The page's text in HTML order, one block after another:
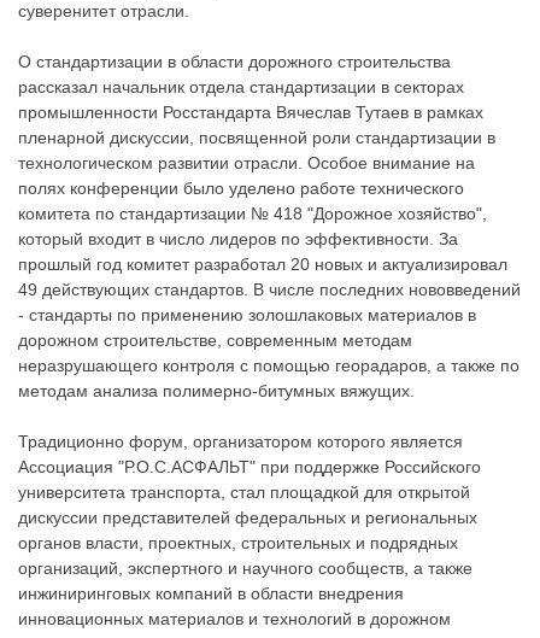
суверенитет отрасли.
О стандартизации в области дорожного строительства
рассказал начальник отдела стандартизации в секторах
промышленности Росстандарта Вячеслав Тутаев в рамках
пленарной дискуссии, посвященной роли стандартизации в
технологическом развитии отрасли. Особое внимание на
полях конференции было уделено работе технического
комитета по стандартизации № 418 "Дорожное хозяйство",
который входит в число лидеров по эффективности. За
прошлый год комитет разработал 20 новых и актуализировал
49 действующих стандартов. В числе последних нововведений
- стандарты по применению золошлаковых материалов в
дорожном строительстве, современным методам
неразрушающего контроля с помощью георадаров, а также по
методам анализа полимерно-битумных вяжущих.
Традиционно форум, организатором которого является
Ассоциация "Р.О.С.АСФАЛЬТ" при поддержке Российского
университета транспорта, стал площадкой для открытой
дискуссии представителей федеральных и региональных
органов власти, проектных, строительных и подрядных
организаций, экспертного и научного сообществ, а также
инжиниринговых компаний в области внедрения
инновационных материалов и технологий в дорожном